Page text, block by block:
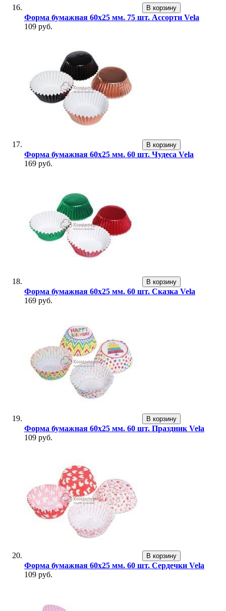
В корзину
Форма бумажная 60х25 мм. 75 шт. Ассорти Vela
109 руб.
В корзину
Форма бумажная 60х25 мм. 60 шт. Чудеса Vela
169 руб.
В корзину
Форма бумажная 60х25 мм. 60 шт. Сказка Vela
169 руб.
В корзину
Форма бумажная 60х25 мм. 60 шт. Праздник Vela
109 руб.
В корзину
Форма бумажная 60х25 мм. 60 шт. Сердечки Vela
109 руб.